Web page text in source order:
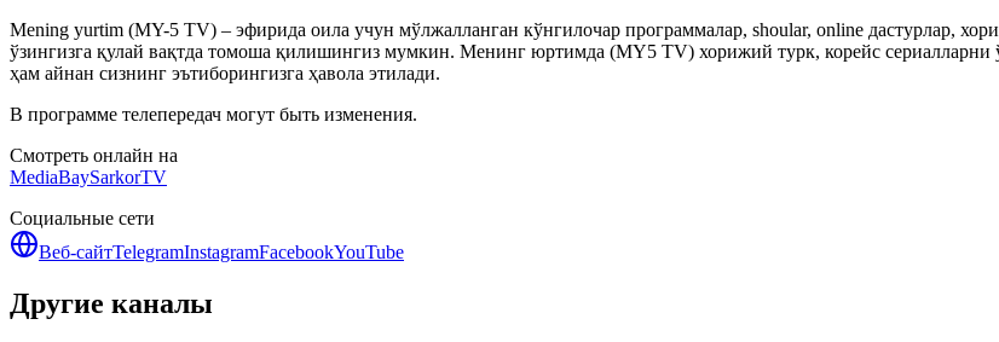
Mening yurtim (MY-5 TV) – эфирида оила учун мўлжалланган кўнгилочар программалар, shoular, online дастурлар,
ўзингизга қулай вақтда томоша қилишингиз мумкин. Менинг юртимда (MY5 TV) хорижий турк, корейс
ҳам айнан сизнинг эътиборингизга ҳавола этилади.
В программе телепередач могут быть изменения.
Смотреть онлайн на
MediaBaySarkorTV
Социальные сети
Веб-сайтTelegramInstagramFacebookYouTube
Другие каналы